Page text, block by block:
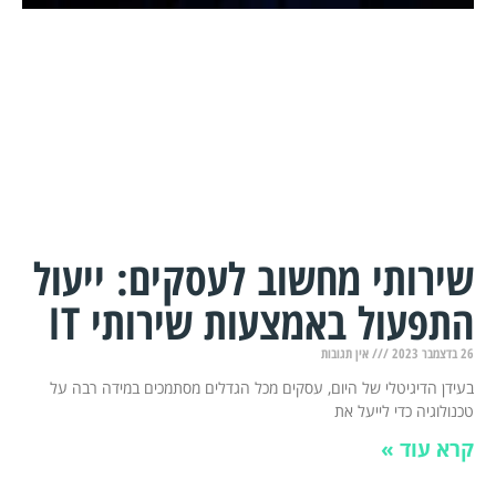
שירותי מחשוב לעסקים: ייעול
התפעול באמצעות שירותי IT
26 בדצמבר 2023 אין תגובות
בעידן הדיגיטלי של היום, עסקים מכל הגדלים מסתמכים במידה רבה על
טכנולוגיה כדי לייעל את
קרא עוד »